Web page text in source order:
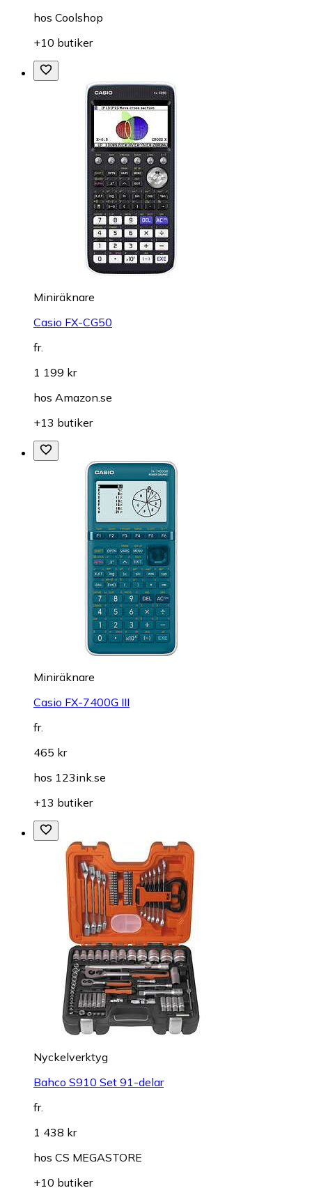
hos Coolshop
+10 butiker
Miniräknare
Casio FX-CG50
fr.
1 199 kr
hos Amazon.se
+13 butiker
Miniräknare
Casio FX-7400G III
fr.
465 kr
hos 123ink.se
+13 butiker
Nyckelverktyg
Bahco S910 Set 91-delar
fr.
1 438 kr
hos CS MEGASTORE
+10 butiker